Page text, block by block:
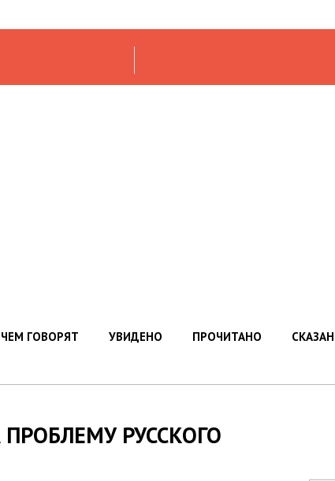
ГОВОРЯТ УВИДЕНО ПРОЧИТАНО
РУССКОГО